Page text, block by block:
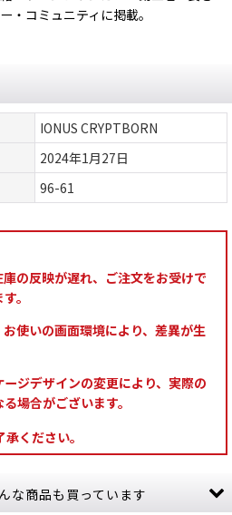
・コミュニティに掲載。
IONUS CRYPTBORN
2024年1月27日
96-61
の反映が遅れ、ご注文をお受けで
。
使いの画面環境により、差異が生
ジデザインの変更により、実際の
場合がございます。
ください。
な商品も買っています